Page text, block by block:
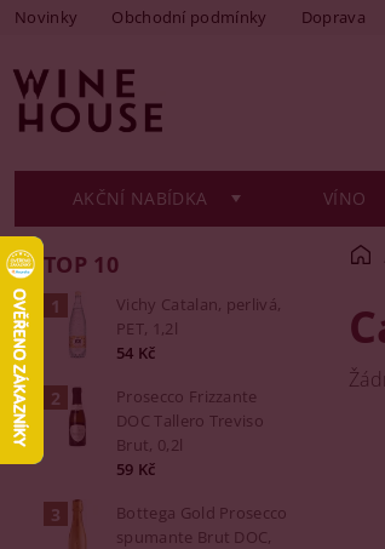
Novinky Obchodní podmínky Doprava
AKČNÍ NABÍDKA VÍNO
TOP 10
Vichy Catalan, perlivá,
PET, 1,2l
54 Kč
Prosecco Frizzante
DOC Tallero Treviso
Brut, 0,2l
59 Kč
Bottega Gold Prosecco
spumante Brut DOC,